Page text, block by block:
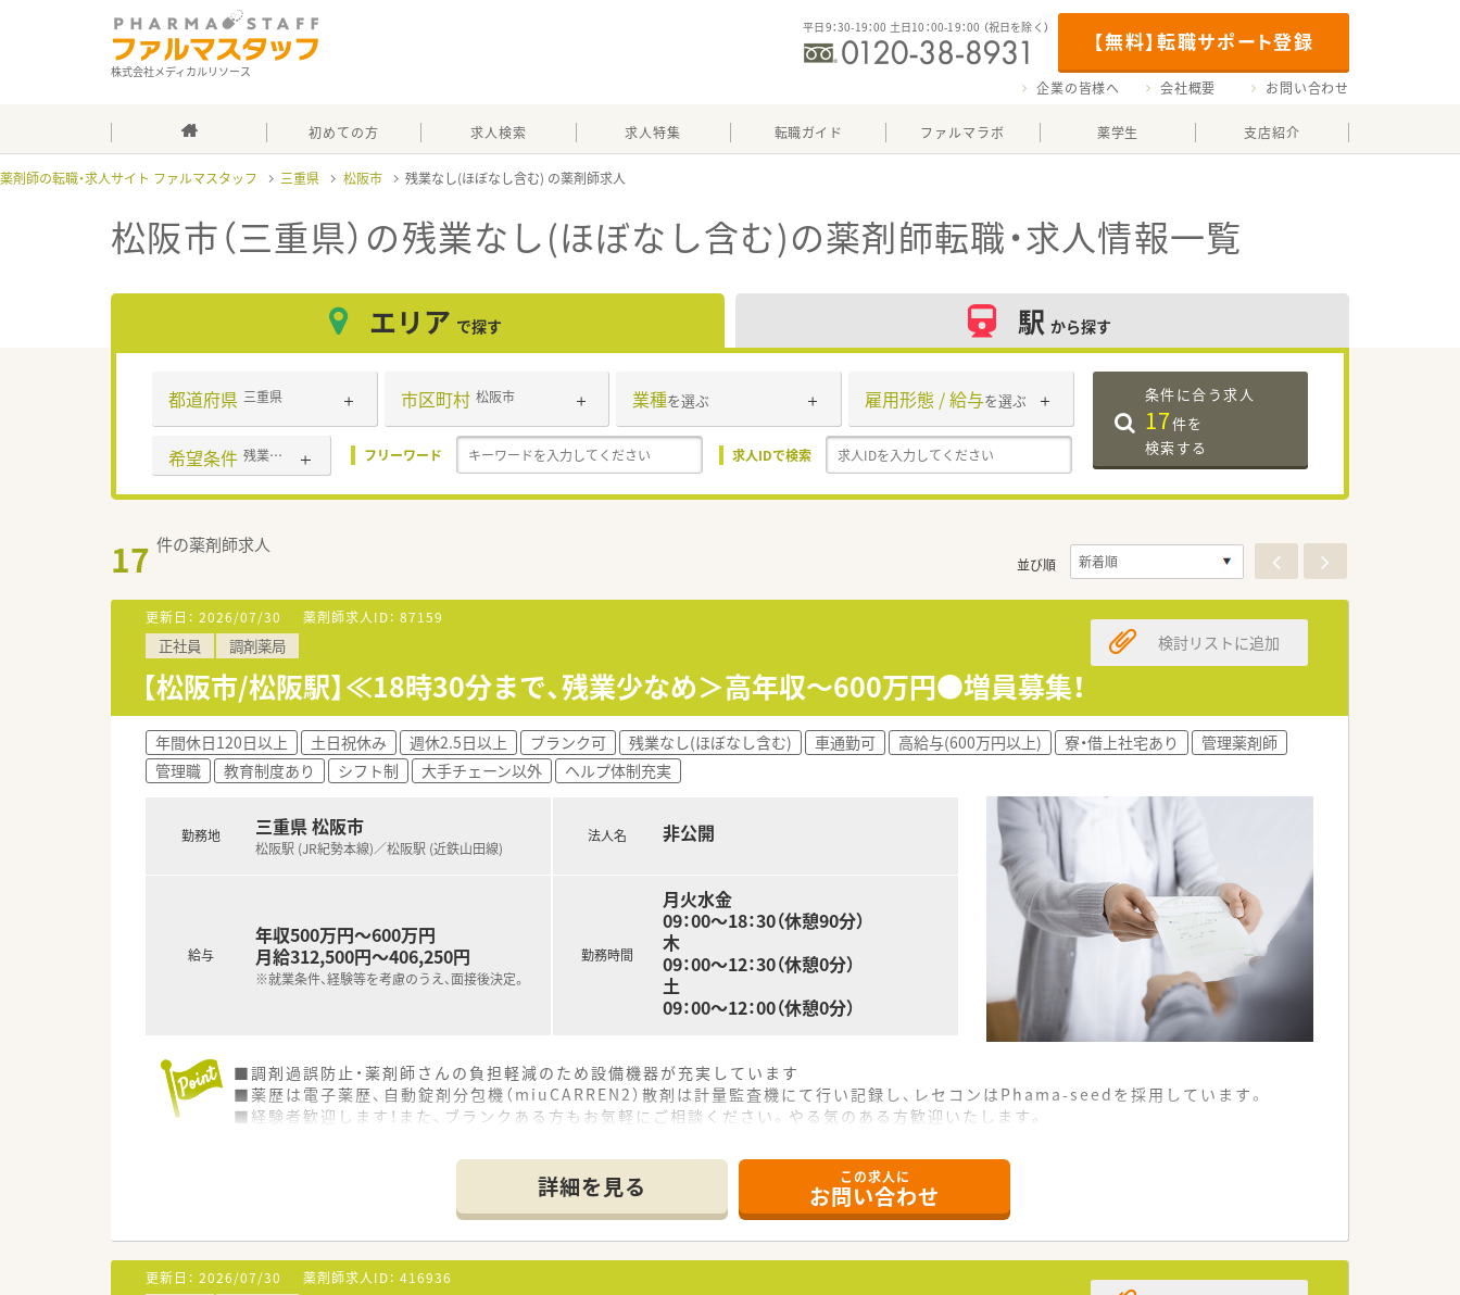
株式会社メディカルリソース
【無料】転職サポート登録
平日9：30-19：00 土日10：00-19：00 （祝日を除く）
企業の皆様へ 会社概要 お問い合わせ
初めての方 求人検索 求人特集 転職ガイド ファルマラボ 薬学生 支店紹介
薬剤師の転職・求人サイト ファルマスタッフ 三重県 松阪市 残業なし(ほぼなし含む)
松阪市（三重県）の残業なし(ほぼなし含む)の薬剤師転職・求人情報一覧
エリア で探す 駅 から探す
都道府県 三重県 市区町村 松阪市 業種を選ぶ 雇用形態 / 給与を選ぶ
希望条件 残業なし(ほぼなし含む) フリーワード 求人IDで検索
条件に合う求人
17件を
検索する
17 件の薬剤師求人
並び順
更新日： 2026/07/30 薬剤師求人ID： 87159
正社員 調剤薬局
【松阪市/松阪駅】≪18時30分まで、残業少なめ＞高年収～600万円●増員募集！
検討リストに追加
年間休日120日以上 土日祝休み 週休2.5日以上 ブランク可 残業なし(ほぼなし含む) 車通勤可 高給与(600万円以上) 寮・借上社宅あり
管理薬剤師
管理職
教育制度あり シフト制 大手チェーン以外 ヘルプ体制充実
勤務地 三重県 松阪市
松阪駅 (JR紀勢本線)／松阪駅 (近鉄山田線)
給与
年収500万円～600万円
月給312,500円～406,250円
※就業条件、経験等を考慮のうえ、面接後決定。
法人名 非公開
勤務時間
月火水金
09：00～18：30（休憩90分）
木
09：00～12：30（休憩0分）
土
09：00～12：00（休憩0分）
■調剤過誤防止・薬剤師さんの負担軽減のため設備機器が充実しています
■薬歴は電子薬歴、自動錠剤分包機（miuCARREN2）散剤は計量監査機にて行い記録し、レセコンはPhama-seedを採用しています。
■経験者歓迎します！また、ブランクある方もお気軽にご相談ください。やる気のある方歓迎いたします。
■残業少なめ、定時18：30でプライベートも充実できる環境です。
■経営者が薬剤師で現場の仕事に理解のある薬局さんです♪
詳細を見る この求人に
お問い合わせ
更新日： 2026/07/30 薬剤師求人ID： 416936